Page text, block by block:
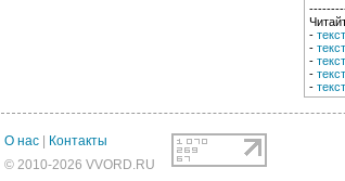
-
-
-
-
-
О нас
Контакты
© 2010-2026 VVORD.RU